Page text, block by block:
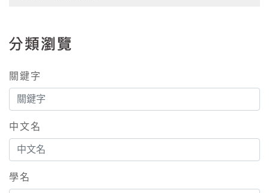
分類瀏覽
關鍵字
中文名
學名